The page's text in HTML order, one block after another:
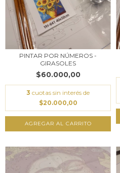
PINTAR POR NÚMEROS -
GIRASOLES
$60.000,00
3 cuotas sin interés de
$20.000,00